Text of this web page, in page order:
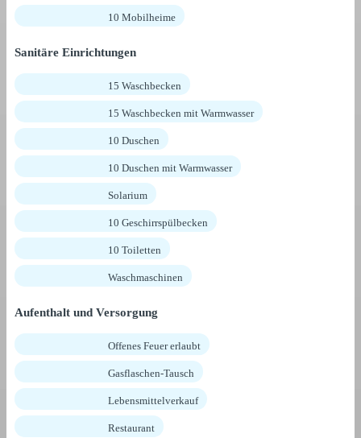
10 Mobilheime
Sanitäre Einrichtungen
15 Waschbecken
15 Waschbecken mit Warmwasser
10 Duschen
10 Duschen mit Warmwasser
Solarium
10 Geschirrspülbecken
10 Toiletten
Waschmaschinen
Aufenthalt und Versorgung
Offenes Feuer erlaubt
Gasflaschen-Tausch
Lebensmittelverkauf
Restaurant